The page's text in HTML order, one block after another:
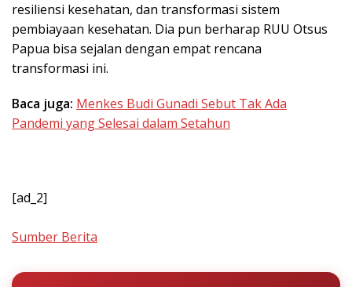
resiliensi kesehatan, dan transformasi sistem
pembiayaan kesehatan. Dia pun berharap RUU Otsus
Papua bisa sejalan dengan empat rencana
transformasi ini.
Baca juga: Menkes Budi Gunadi Sebut Tak Ada
Pandemi yang Selesai dalam Setahun
[ad_2]
Sumber Berita